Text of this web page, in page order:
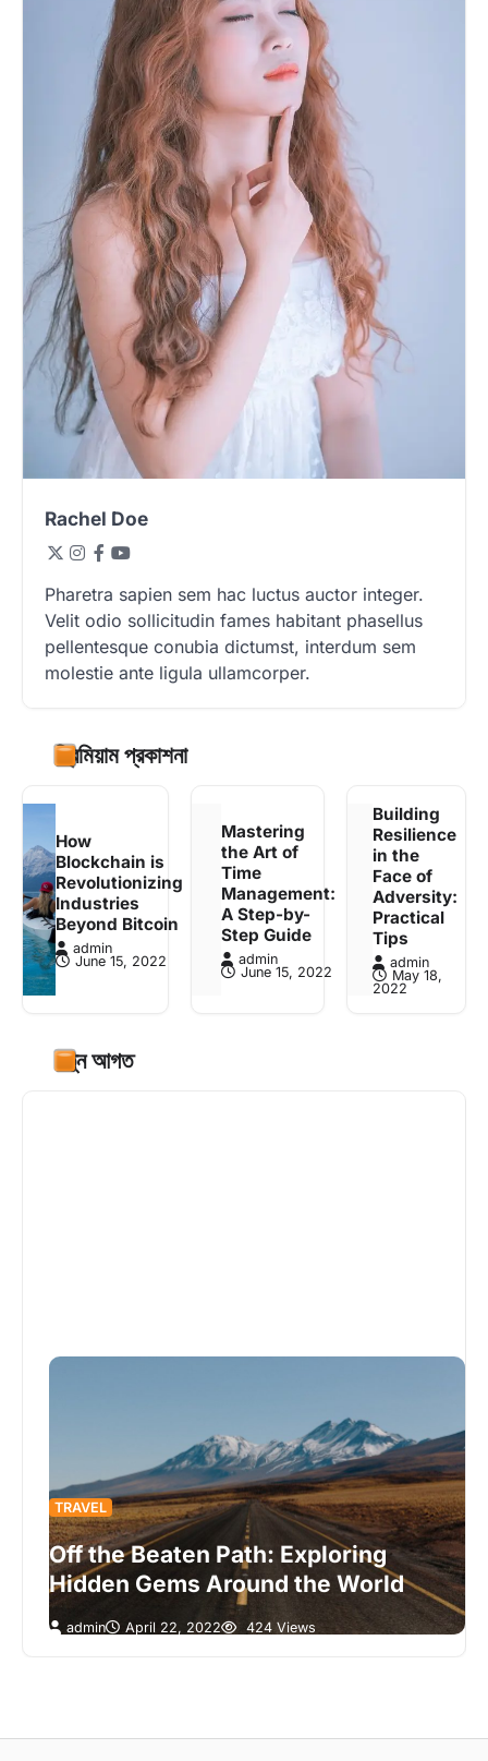
Rachel Doe
Pharetra sapien sem hac luctus auctor integer.
Velit odio sollicitudin fames habitant phasellus
pellentesque conubia dictumst, interdum sem
molestie ante ligula ullamcorper.
প্রিমিয়াম প্রকাশনা
How
Blockchain is
Revolutionizing
Industries
Beyond Bitcoin
admin
June 15, 2022
Mastering
the Art of
Time
Management:
A Step-by-
Step Guide
admin
June 15, 2022
Building
Resilience
in the
Face of
Adversity:
Practical
Tips
admin
May 18,
2022
নতুন আগত
TRAVEL
Off the Beaten Path: Exploring
Hidden Gems Around the World
admin April 22, 2022 424 Views